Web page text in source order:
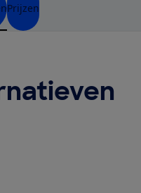
Prijzen